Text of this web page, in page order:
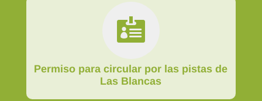

Permiso para circular por las pistas de
Las Blancas